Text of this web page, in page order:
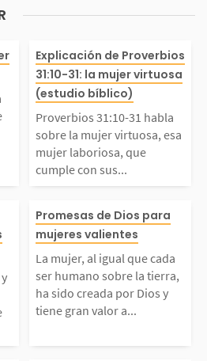
es
los pri
ella, la
d
es ag
Proverbios
abla sobre la
rtuosa, esa
riosa, que
sus
y se mantiene
medio de las
des de...
Explicación de Proverbios
31:10-31: la mujer virtuosa
(estudio bíblico)
Proverbios 31:10-31 habla
sobre la mujer virtuosa, esa
mujer laboriosa, que
cumple con sus...
virtu
puede
a tra
de
La mujer, al
cada ser
e la tierra, ha
ada por Dios y
Promesas de Dios para
mujeres valientes
La mujer, al igual que cada
ser humano sobre la tierra,
ha sido creada por Dios y
tiene gran valor a...